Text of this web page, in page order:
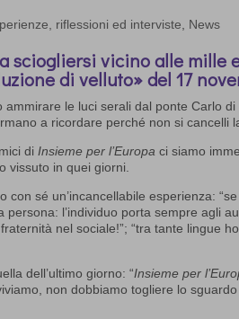
riflessioni ed interviste News
sciogliersi vicino alle mille
di velluto» del 17
le luci serali dal ponte Carlo
a ricordare perché non si cancelli
di Insieme per l’Europa ci siamo
vissuto in quei giorni.
sé un’incancellabile esperienza:
persona: l’individuo porta sempre agli
nel sociale!”; “tra tante lingue
dell’ultimo giorno: “Insieme per
non dobbiamo togliere lo